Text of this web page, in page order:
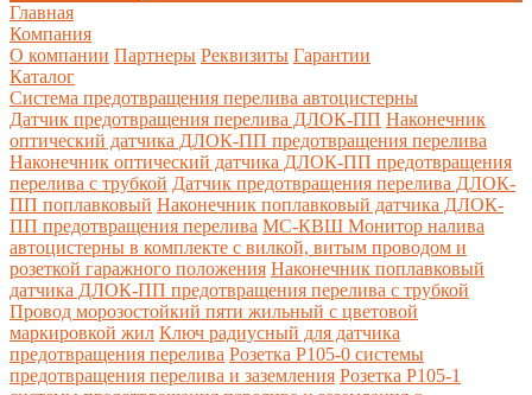
Главная
Компания
О компании Партнеры Реквизиты Гарантии
Каталог
Система предотвращения перелива автоцистерны
Датчик предотвращения перелива ДЛОК-ПП Наконечник
оптический датчика ДЛОК-ПП предотвращения перелива
Наконечник оптический датчика ДЛОК-ПП предотвращения
перелива с трубкой Датчик предотвращения перелива ДЛОК-
ПП поплавковый Наконечник поплавковый датчика ДЛОК-
ПП предотвращения перелива МС-КВШ Монитор налива
автоцистерны в комплекте с вилкой, витым проводом и
розеткой гаражного положения Наконечник поплавковый
датчика ДЛОК-ПП предотвращения перелива с трубкой
Провод морозостойкий пяти жильный с цветовой
маркировкой жил Ключ радиусный для датчика
предотвращения перелива Розетка Р105-0 системы
предотвращения перелива и заземления Розетка Р105-1